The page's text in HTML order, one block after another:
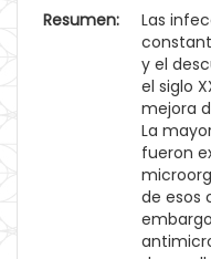
Resumen:
Las
y el
el siglo
mejora
La
fueron
de esos